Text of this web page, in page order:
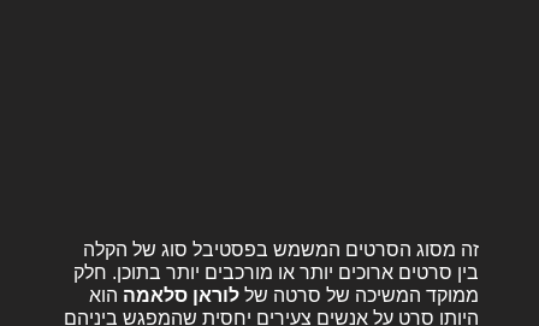
זה מסוג הסרטים המשמש בפסטיבל סוג של הקלה
בין סרטים ארוכים יותר או מורכבים יותר בתוכן. חלק
ממוקד המשיכה של סרטה של לוראן סלאמה הוא
היותו סרט על אנשים צעירים יחסית שהמפגש ביניהם